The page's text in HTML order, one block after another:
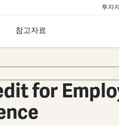
투자
참고자료
for